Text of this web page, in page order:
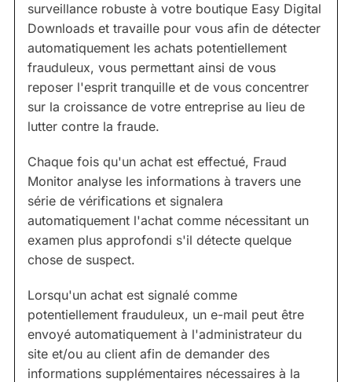
surveillance robuste à votre boutique Easy Digital
Downloads et travaille pour vous afin de détecter
automatiquement les achats potentiellement
frauduleux, vous permettant ainsi de vous
reposer l'esprit tranquille et de vous concentrer
sur la croissance de votre entreprise au lieu de
lutter contre la fraude.
Chaque fois qu'un achat est effectué, Fraud
Monitor analyse les informations à travers une
série de vérifications et signalera
automatiquement l'achat comme nécessitant un
examen plus approfondi s'il détecte quelque
chose de suspect.
Lorsqu'un achat est signalé comme
potentiellement frauduleux, un e-mail peut être
envoyé automatiquement à l'administrateur du
site et/ou au client afin de demander des
informations supplémentaires nécessaires à la